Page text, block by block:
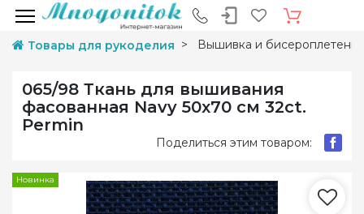
Товары для рукоделия Вышивка и
065/98 Ткань для вышивания
фасованная Navy 50х70 см 32ct.
Permin
Поделиться этим товаром:
Новинка